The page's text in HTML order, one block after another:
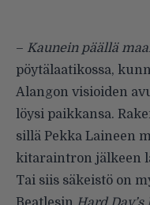
– Kaunein päällä
pöytälaatikossa,
Alangon visioiden
löysi paikkansa.
sillä Pekka Laineen
kitaraintron jälkeen
Tai siis säkeistö on